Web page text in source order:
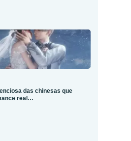
das chinesas que
real…